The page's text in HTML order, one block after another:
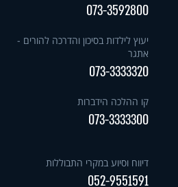
073-3592800
יעוץ לילדות בסיכון והדרכה להורים -
אתגר
073-3333320
קו ההלכה הידברות
073-3333300
דיווח וסיוע במקרי התבוללות
052-9551591